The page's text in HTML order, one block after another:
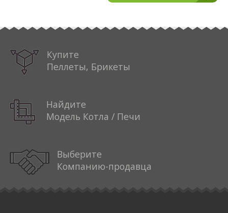
Купите
Пеллеты, Брикеты
Найдите
Модель Котла / Печи
Выберите
Компанию-продавца